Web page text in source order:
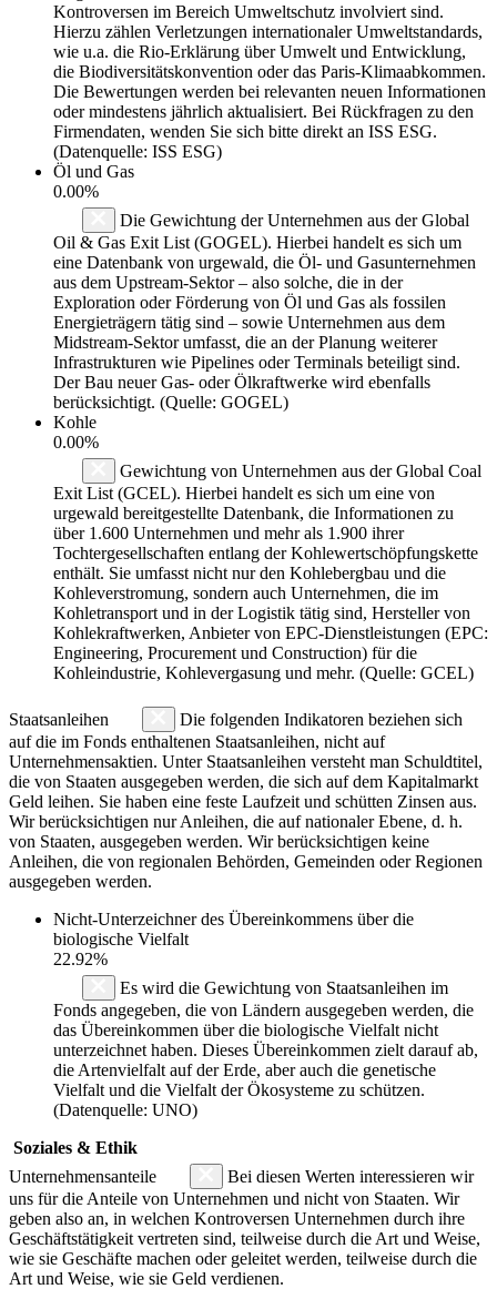
Kontroversen im Bereich Umweltschutz involviert sind.
Hierzu zählen Verletzungen internationaler Umweltstandards,
wie u.a. die Rio-Erklärung über Umwelt und Entwicklung,
die Biodiversitätskonvention oder das Paris-Klimaabkommen.
Die Bewertungen werden bei relevanten neuen Informationen
oder mindestens jährlich aktualisiert. Bei Rückfragen zu den
Firmendaten, wenden Sie sich bitte direkt an ISS ESG.
(Datenquelle: ISS ESG)
Öl und Gas
0.00%
Die Gewichtung der Unternehmen aus der Global
Oil & Gas Exit List (GOGEL). Hierbei handelt es sich um
eine Datenbank von urgewald, die Öl- und Gasunternehmen
aus dem Upstream-Sektor – also solche, die in der
Exploration oder Förderung von Öl und Gas als fossilen
Energieträgern tätig sind – sowie Unternehmen aus dem
Midstream-Sektor umfasst, die an der Planung weiterer
Infrastrukturen wie Pipelines oder Terminals beteiligt sind.
Der Bau neuer Gas- oder Ölkraftwerke wird ebenfalls
berücksichtigt. (Quelle: GOGEL)
Kohle
0.00%
Gewichtung von Unternehmen aus der Global Coal
Exit List (GCEL). Hierbei handelt es sich um eine von
urgewald bereitgestellte Datenbank, die Informationen zu
über 1.600 Unternehmen und mehr als 1.900 ihrer
Tochtergesellschaften entlang der Kohlewertschöpfungskette
enthält. Sie umfasst nicht nur den Kohlebergbau und die
Kohleverstromung, sondern auch Unternehmen, die im
Kohletransport und in der Logistik tätig sind, Hersteller von
Kohlekraftwerken, Anbieter von EPC-Dienstleistungen (EPC:
Engineering, Procurement und Construction) für die
Kohleindustrie, Kohlevergasung und mehr. (Quelle: GCEL)
Staatsanleihen
Die folgenden Indikatoren beziehen sich
auf die im Fonds enthaltenen Staatsanleihen, nicht auf
Unternehmensaktien. Unter Staatsanleihen versteht man Schuldtitel,
die von Staaten ausgegeben werden, die sich auf dem Kapitalmarkt
Geld leihen. Sie haben eine feste Laufzeit und schütten Zinsen aus.
Wir berücksichtigen nur Anleihen, die auf nationaler Ebene, d. h.
von Staaten, ausgegeben werden. Wir berücksichtigen keine
Anleihen, die von regionalen Behörden, Gemeinden oder Regionen
ausgegeben werden.
Nicht-Unterzeichner des Übereinkommens über die
biologische Vielfalt
22.92%
Es wird die Gewichtung von Staatsanleihen im
Fonds angegeben, die von Ländern ausgegeben werden, die
das Übereinkommen über die biologische Vielfalt nicht
unterzeichnet haben. Dieses Übereinkommen zielt darauf ab,
die Artenvielfalt auf der Erde, aber auch die genetische
Vielfalt und die Vielfalt der Ökosysteme zu schützen.
(Datenquelle: UNO)
Soziales & Ethik
Unternehmensanteile
Bei diesen Werten interessieren wir
uns für die Anteile von Unternehmen und nicht von Staaten. Wir
geben also an, in welchen Kontroversen Unternehmen durch ihre
Geschäftstätigkeit vertreten sind, teilweise durch die Art und Weise,
wie sie Geschäfte machen oder geleitet werden, teilweise durch die
Art und Weise, wie sie Geld verdienen.